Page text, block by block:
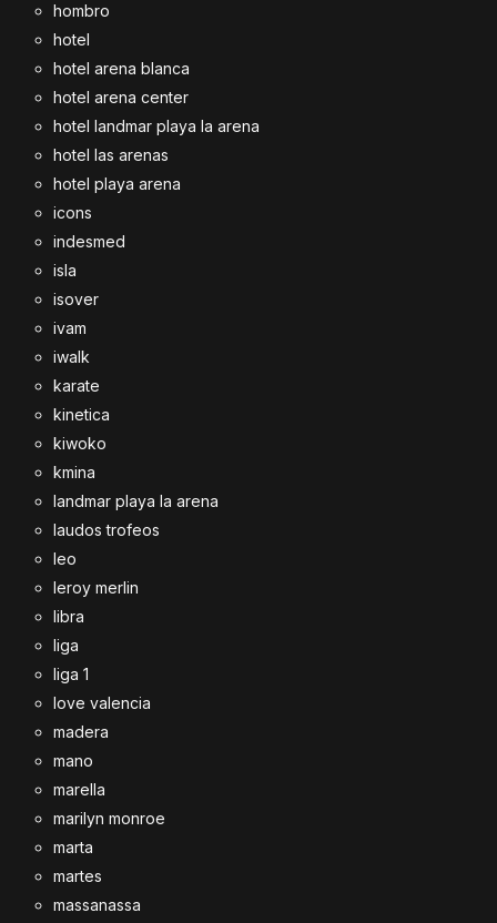
hombro
hotel
hotel arena blanca
hotel arena center
hotel landmar playa la arena
hotel las arenas
hotel playa arena
icons
indesmed
isla
isover
ivam
iwalk
karate
kinetica
kiwoko
kmina
landmar playa la arena
laudos trofeos
leo
leroy merlin
libra
liga
liga 1
love valencia
madera
mano
marella
marilyn monroe
marta
martes
massanassa